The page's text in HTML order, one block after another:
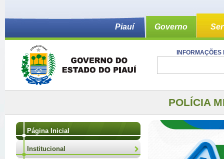
Piauí Governo
POLÍCIA
Página Inicial
Institucional